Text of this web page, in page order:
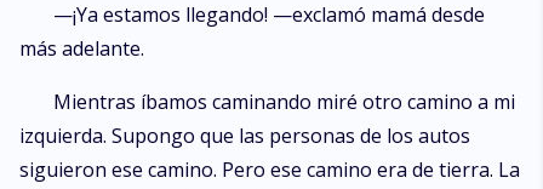
—¡Ya estamos llegando! —exclamó mamá desde
más adelante.
Mientras íbamos caminando miré otro camino a mi
izquierda. Supongo que las personas de los autos
siguieron ese camino. Pero ese camino era de tierra. La